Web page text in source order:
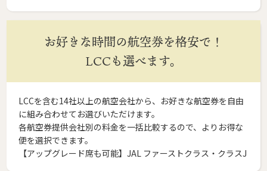
お好きな時間の航空券を格安で！
LCCも選べます。
LCCを含む14社以上の航空会社から、お好きな航空券を自由
に組み合わせてお選びいただけます。
各航空券提供会社別の料金を一括比較するので、よりお得な
便を選択できます。
【アップグレード席も可能】JAL ファーストクラス・クラスJ